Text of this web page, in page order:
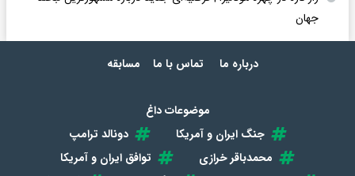
جهان
درباره ما تماس با ما مسابقه
موضوعات داغ
جنگ ایران و آمریکا
دونالد ترامپ
محمدباقر خرازی
توافق ایران و آمریکا